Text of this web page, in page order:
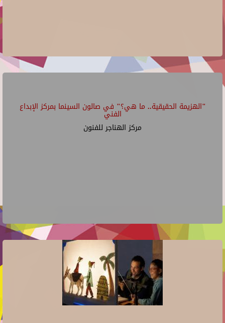
"الهزيمة الحقيقية.. ما هي؟" في صالون السينما بمركز الإبداع
الفني
مركز الهناجر للفنون